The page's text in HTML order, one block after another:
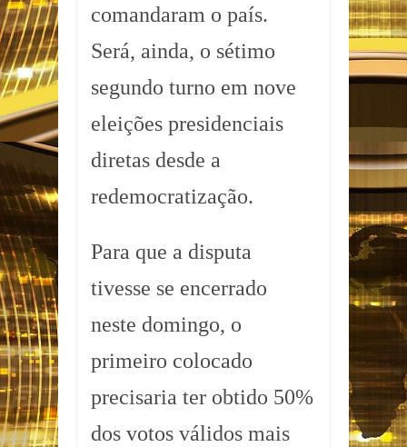
comandaram o país.
Será, ainda, o sétimo
segundo turno em nove
eleições presidenciais
diretas desde a
redemocratização.
Para que a disputa
tivesse se encerrado
neste domingo, o
primeiro colocado
precisaria ter obtido 50%
dos votos válidos mais